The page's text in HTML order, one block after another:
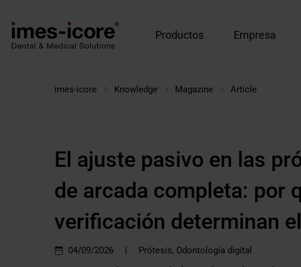
Productos Empresa
imes-icore Knowledge Magazine Article
El ajuste pasivo en las
de arcada completa: por
verificación determinan
04/09/2026 |
Prótesis, Odontología digital